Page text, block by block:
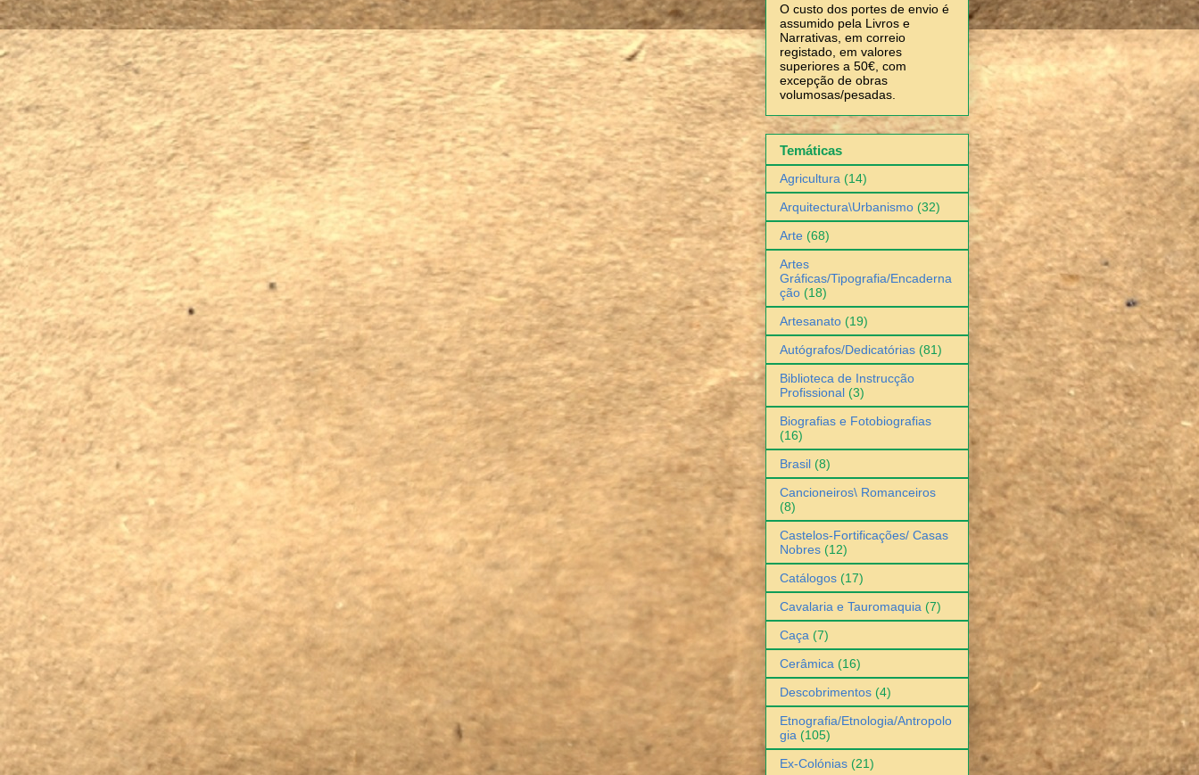
O custo dos portes de envio é
assumido pela Livros e
Narrativas, em correio
registado, em valores
superiores a 50€, com
excepção de obras
volumosas/pesadas.
Temáticas
Agricultura (14)
Arquitectura\Urbanismo (32)
Arte (68)
Artes
Gráficas/Tipografia/Encaderna
ção (18)
Artesanato (19)
Autógrafos/Dedicatórias (81)
Biblioteca de Instrucção
Profissional (3)
Biografias e Fotobiografias
(16)
Brasil (8)
Cancioneiros\ Romanceiros
(8)
Castelos-Fortificações/ Casas
Nobres (12)
Catálogos (17)
Cavalaria e Tauromaquia (7)
Caça (7)
Cerâmica (16)
Descobrimentos (4)
Etnografia/Etnologia/Antropolo
gia (105)
Ex-Colónias (21)